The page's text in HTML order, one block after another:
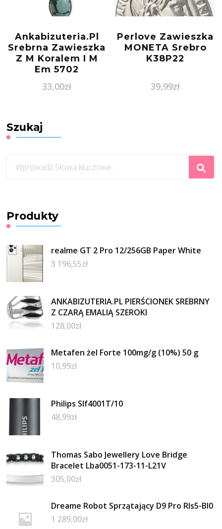
Ankabizuteria.Pl
Srebrna Zawieszka
Z M Koralem I M
Em 5702
33,00zł
Perlove Zawieszka
MONETA Srebro
K38P22
39,99zł
Szukaj
czegoś?
Produkty
realme GT 2 Pro 12/256GB Paper White
3 196,55zł
ANKABIZUTERIA.PL PIERŚCIONEK SREBRNY
Z CZARĄ EMALIĄ SZEROKI
128,00zł
Metafen żel Forte 100mg/g (10%) 50 g
10,99zł
Philips Slf4001T/10
48,99zł
Thomas Sabo Jewellery Love Bridge
Bracelet Lba0051-173-11-L21V
305,00zł
Dreame Robot Sprzątający D9 Pro Rls5-Bl0
1 289,00zł